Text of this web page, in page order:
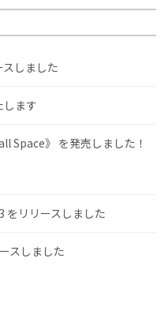
しました
します
Space》 を発売しました！
をリリースしました
スしました